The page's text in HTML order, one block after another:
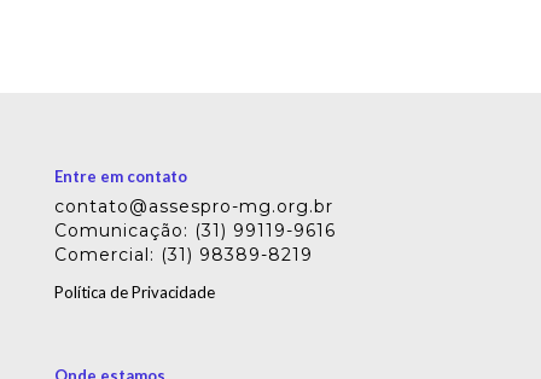
Entre em contato
contato@assespro-mg.org.br
Comunicação: (31) 99119-9616
Comercial: (31) 98389-8219
Política de Privacidade